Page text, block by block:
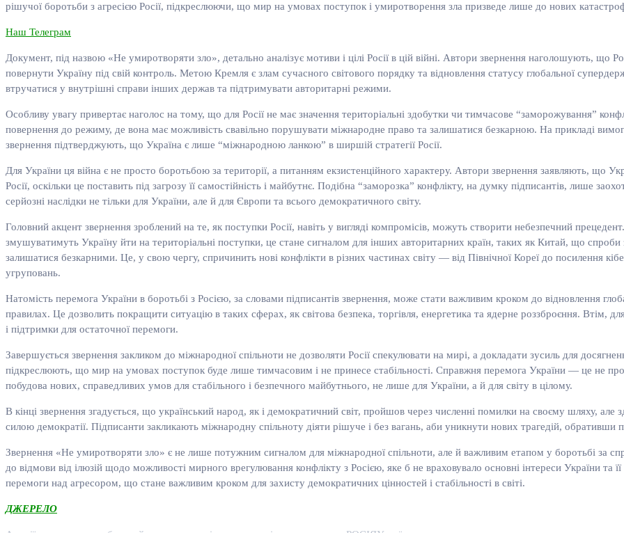
рішучої боротьби з агресією Росії, підкреслюючи, що мир на умовах поступок і умиротворення зла призведе лише до нових
Наш Телеграм
Документ, під назвою «Не умиротворяти зло», детально аналізує мотиви і цілі Росії в цій війні. Автори звернення наголошують, що
повернути Україну під свій контроль. Метою Кремля є злам сучасного світового порядку та відновлення статусу глобальної
втручатися у внутрішні справи інших держав та підтримувати авторитарні режими.
Особливу увагу привертає наголос на тому, що для Росії не має значення територіальні здобутки чи тимчасове “заморожування”
повернення до режиму, де вона має можливість свавільно порушувати міжнародне право та залишатися безкарною. На прикладі
звернення підтверджують, що Україна є лише “міжнародною ланкою” в ширшій стратегії Росії.
Для України ця війна є не просто боротьбою за території, а питанням екзистенційного характеру. Автори звернення заявляють, що
Росії, оскільки це поставить під загрозу її самостійність і майбутнє. Подібна “заморозка” конфлікту, на думку підписантів, лише
серйозні наслідки не тільки для України, але й для Європи та всього демократичного світу.
Головний акцент звернення зроблений на те, як поступки Росії, навіть у вигляді компромісів, можуть створити небезпечний
змушуватимуть Україну йти на територіальні поступки, це стане сигналом для інших авторитарних країн, таких як Китай, що
залишатися безкарними. Це, у свою чергу, спричинить нові конфлікти в різних частинах світу — від Північної Кореї до посилення
угруповань.
Натомість перемога України в боротьбі з Росією, за словами підписантів звернення, може стати важливим кроком до відновлення
правилах. Це дозволить покращити ситуацію в таких сферах, як світова безпека, торгівля, енергетика та ядерне роззброєння. Втім,
і підтримки для остаточної перемоги.
Завершується звернення закликом до міжнародної спільноти не дозволяти Росії спекулювати на мирі, а докладати зусиль для
підкреслюють, що мир на умовах поступок буде лише тимчасовим і не принесе стабільності. Справжня перемога України — це не
побудова нових, справедливих умов для стабільного і безпечного майбутнього, не лише для України, а й для світу в цілому.
В кінці звернення згадується, що український народ, як і демократичний світ, пройшов через численні помилки на своєму шляху, але
силою демократії. Підписанти закликають міжнародну спільноту діяти рішуче і без вагань, аби уникнути нових трагедій,
Звернення «Не умиротворяти зло» є не лише потужним сигналом для міжнародної спільноти, але й важливим етапом у боротьбі за
до відмови від ілюзій щодо можливості мирного врегулювання конфлікту з Росією, яке б не враховувало основні інтереси України та
перемоги над агресором, що стане важливим кроком для захисту демократичних цінностей і стабільності в світі.
ДЖЕРЕЛО